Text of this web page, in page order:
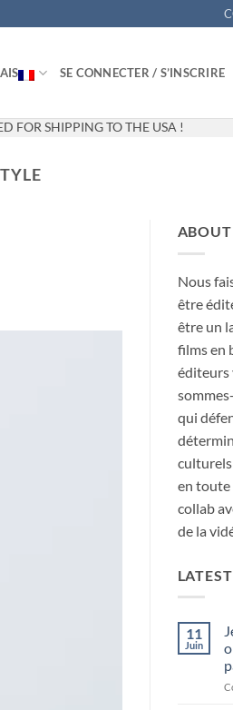
SE CONNECTER / S’INSCRIRE
FOR SHIPPING TO THE USA !
ABOUT
Nous
être
être un
films en
éditeurs
qui
en toute
collab
de la
11
Juin